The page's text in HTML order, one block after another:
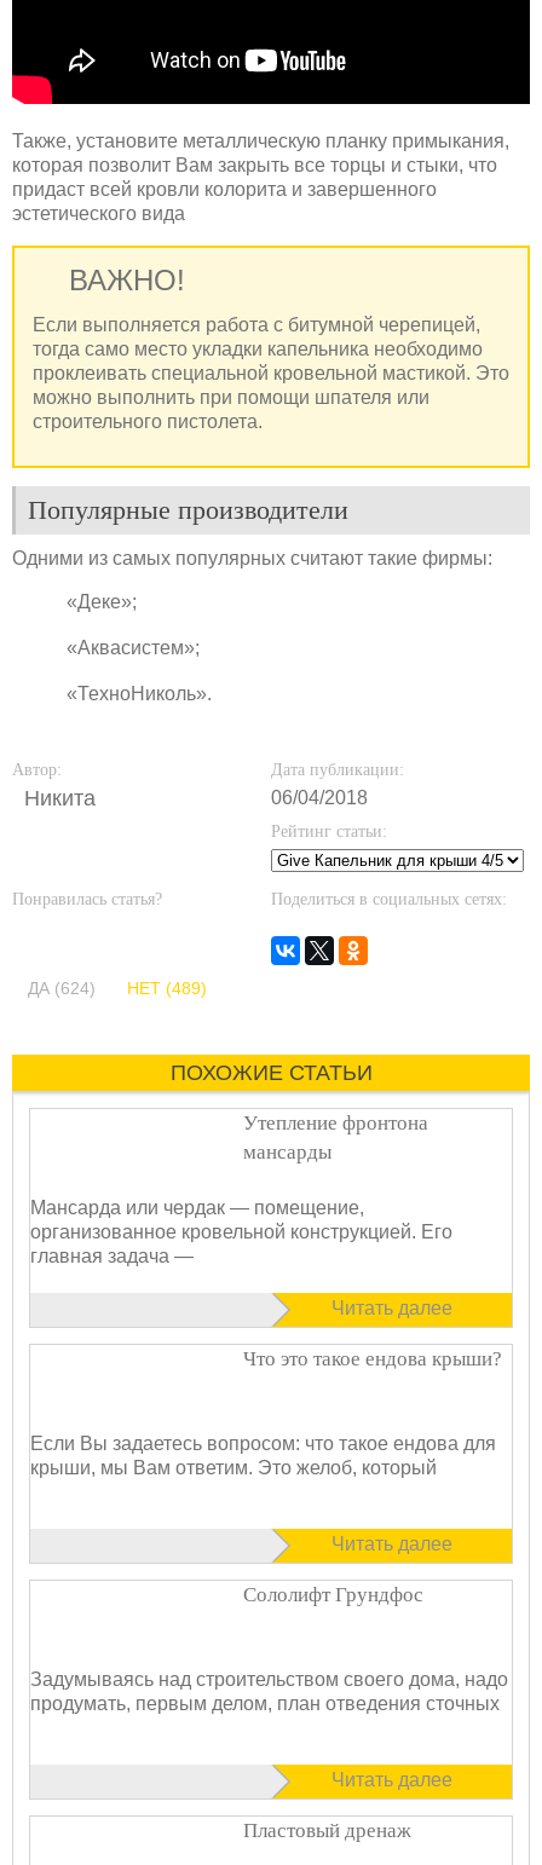
Также, установите металлическую планку примыкания,
которая позволит Вам закрыть все торцы и стыки, что
придаст всей кровли колорита и завершенного
эстетического вида
ВАЖНО!
Если выполняется работа с битумной черепицей,
тогда само место укладки капельника необходимо
проклеивать специальной кровельной мастикой. Это
можно выполнить при помощи шпателя или
строительного пистолета.
Популярные производители
Одними из самых популярных считают такие фирмы:
«Деке»;
«Аквасистем»;
«ТехноНиколь».
Автор:
Никита
Дата публикации:
06/04/2018
Рейтинг статьи:
Понравилась статья?
ДА (624) НЕТ (489)
Поделиться в социальных сетях:
ПОХОЖИЕ СТАТЬИ
Утепление фронтона
мансарды
Мансарда или чердак — помещение,
организованное кровельной конструкцией. Его
главная задача —
Читать далее
Что это такое ендова крыши?
Если Вы задаетесь вопросом: что такое ендова для
крыши, мы Вам ответим. Это желоб, который
Читать далее
Сололифт Грундфос
Задумываясь над строительством своего дома, надо
продумать, первым делом, план отведения сточных
Читать далее
Пластовый дренаж